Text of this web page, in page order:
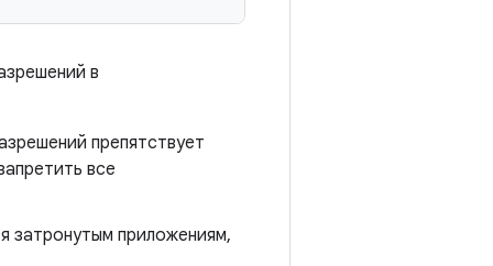
в
препятствует
все
затронутым приложениям,